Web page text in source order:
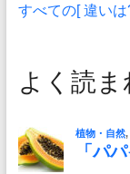
すべての[ 違いは
よく読ま